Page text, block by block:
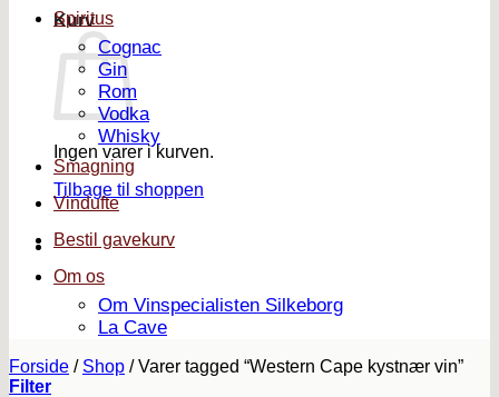
Kurv
Ingen varer i kurven.
Tilbage til shoppen
Spiritus
Cognac
Gin
Rom
Vodka
Whisky
Smagning
Vindufte
Bestil gavekurv
Om os
Om Vinspecialisten Silkeborg
La Cave
Forside / Shop /Varer tagged “Western Cape kystnær vin”
Filter